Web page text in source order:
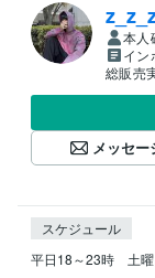
本人
イン
総販売
メッセー
スケジュール
平日18～23時　土